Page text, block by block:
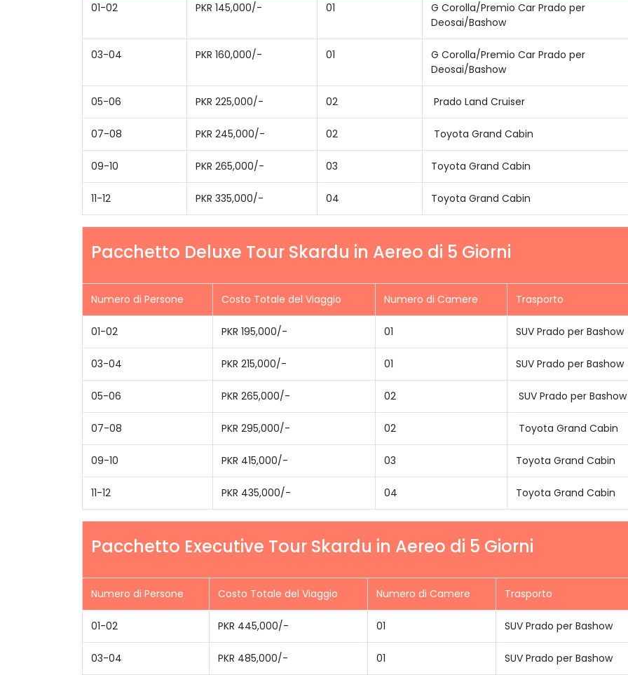
01-02 PKR 145,000/- 01
G Corolla/Premio Car Prado per
Deosai/Bashow
03-04 PKR 160,000/- 01
G Corolla/Premio Car Prado per
Deosai/Bashow
05-06 PKR 225,000/- 02 Prado Land Cruiser
07-08 PKR 245,000/- 02 Toyota Grand Cabin
09-10 PKR 265,000/- 03 Toyota Grand Cabin
11-12 PKR 335,000/- 04 Toyota Grand Cabin
Pacchetto Deluxe Tour Skardu in Aereo di 5 Giorni
Numero di Persone Costo Totale del Viaggio Numero di Camere Trasporto
01-02 PKR 195,000/- 01 SUV Prado per Bashow
03-04 PKR 215,000/- 01 SUV Prado per Bashow
05-06 PKR 265,000/- 02 SUV Prado per Bashow
07-08 PKR 295,000/- 02 Toyota Grand Cabin
09-10 PKR 415,000/- 03 Toyota Grand Cabin
11-12 PKR 435,000/- 04 Toyota Grand Cabin
Pacchetto Executive Tour Skardu in Aereo di 5 Giorni
Numero di Persone Costo Totale del Viaggio Numero di Camere Trasporto
01-02 PKR 445,000/- 01 SUV Prado per Bashow
03-04 PKR 485,000/- 01 SUV Prado per Bashow